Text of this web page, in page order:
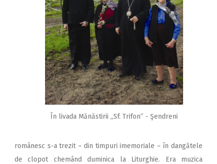
În livada Mănăstirii ,,Sf. Trifon” - Şendreni
românesc s-a trezit – din timpuri imemoriale – în dangătele
de clopot chemând duminica la Liturghie. Era muzica